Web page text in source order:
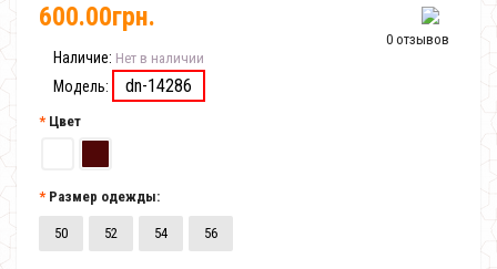
0 отзывов
600.00грн.
Наличие: Нет в наличии
Модель: dn-14286
Цвет
Размер одежды:
50 52 54 56